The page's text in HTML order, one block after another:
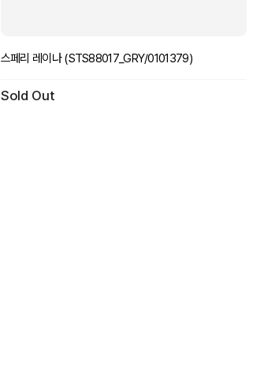
스페리 레이나 (STS88017_GRY/0101379)
Sold Out